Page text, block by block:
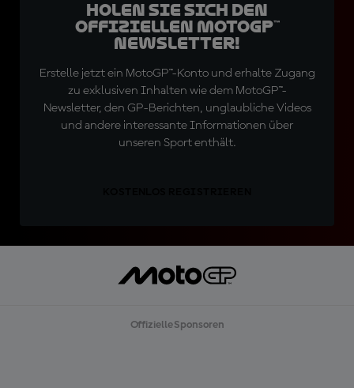
Holen Sie sich den
offiziellen MotoGP™
Newsletter!
Erstelle jetzt ein MotoGP™-Konto und erhalte Zugang
zu exklusiven Inhalten wie dem MotoGP™-
Newsletter, den GP-Berichten, unglaubliche Videos
und andere interessante Informationen über
unseren Sport enthält.
Offizielle Sponsoren